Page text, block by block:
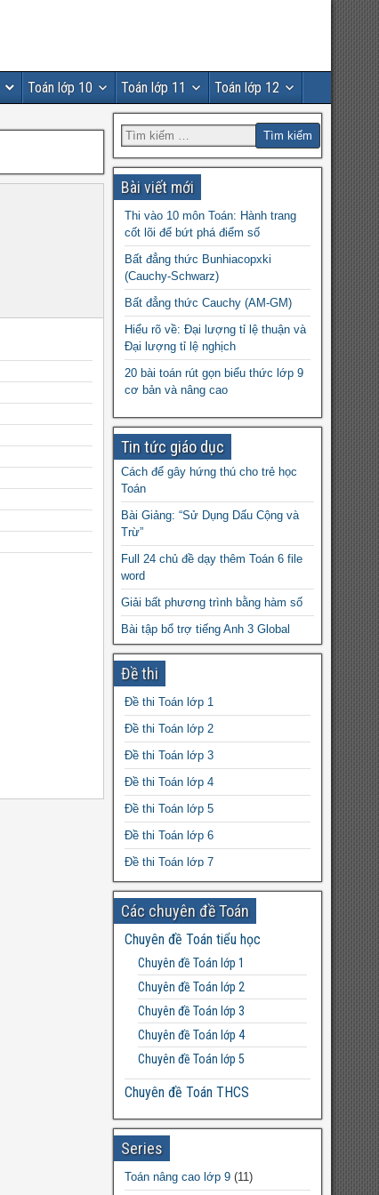
Toán lớp 10 Toán lớp 11 Toán lớp 12
Bài viết mới
Thi vào 10 môn Toán: Hành trang
cốt lõi để bứt phá điểm số
Bất đẳng thức Bunhiacopxki
(Cauchy-Schwarz)
Bất đẳng thức Cauchy (AM-GM)
Hiểu rõ về: Đại lượng tỉ lệ thuận và
Đại lượng tỉ lệ nghịch
20 bài toán rút gọn biểu thức lớp 9
cơ bản và nâng cao
Tin tức giáo dục
Cách để gây hứng thú cho trẻ học
Toán
Bài Giảng: “Sử Dụng Dấu Cộng và
Trừ”
Full 24 chủ đề dạy thêm Toán 6 file
word
Giải bất phương trình bằng hàm số
Bài tập bổ trợ tiếng Anh 3 Global
Success tập 1+2 file word
Giáo án Vật lý 10 cơ bản file word
Ví dụ về quan hệ hỗ trợ và quan hệ
cạnh tranh
Đề thi vào 10 môn Ngữ Văn THCS &
THPT Nguyễn Tất Thành 2022-2023
Chuyên đề: Viết phương trình –
Thực hiện chuỗi – Điều chế các chất
Thụ phấn là gì, có mấy hình thức thụ
phấn?
Đề thi
Đề thi Toán lớp 1
Đề thi Toán lớp 2
Đề thi Toán lớp 3
Đề thi Toán lớp 4
Đề thi Toán lớp 5
Đề thi Toán lớp 6
Đề thi Toán lớp 7
Đề thi Toán lớp 8
Đề thi Toán lớp 9
Đề thi Toán lớp 10
Đề thi Toán lớp 11
Đề thi Toán lớp 12
Các chuyên đề Toán
Chuyên đề Toán tiểu học
Chuyên đề Toán lớp 1
Chuyên đề Toán lớp 2
Chuyên đề Toán lớp 3
Chuyên đề Toán lớp 4
Chuyên đề Toán lớp 5
Chuyên đề Toán THCS
Bất đẳng thức THCS
Chuyên đề Toán lớp 6
Chuyên đề Toán lớp 7
Chuyên đề Toán lớp 8
Series
Toán nâng cao lớp 9(11)